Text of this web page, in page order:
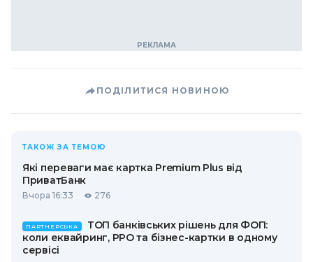
ПОДІЛИТИСЯ НОВИНОЮ
ТАКОЖ ЗА ТЕМОЮ
Які переваги має картка Premium Plus від
ПриватБанк
Вчора 16:33 276
ПАРТНЕРСЬКА
ТОП банківських рішень для ФОП:
коли еквайринг, РРО та бізнес-картки в одному
сервісі